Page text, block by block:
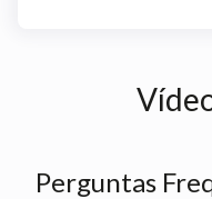
Perguntas